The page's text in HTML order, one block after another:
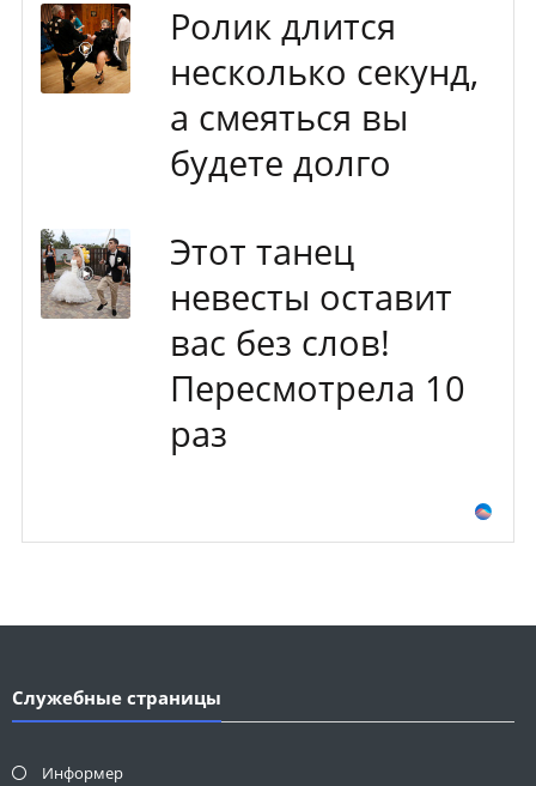
Ролик длится
несколько секунд,
а смеяться вы
будете долго
Этот танец
невесты оставит
вас без слов!
Пересмотрела 10
раз
Служебные страницы
Информер